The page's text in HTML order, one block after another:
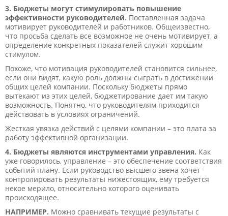
3. Бюджеты могут стимулировать повышение
эффективности руководителей. Поставленная задача
мотивирует руководителей и работников. Общеизвестно,
что просьба сделать все возможное не очень мотивирует, а
определение конкретных показателей служит хорошим
стимулом.
Похоже, что мотивация руководителей становится сильнее,
если они видят, какую роль должны сыграть в достижении
общих целей компании. Поскольку бюджеты прямо
вытекают из этих целей, бюджетирование дает им такую
возможность. Понятно, что руководителям приходится
действовать в условиях ограничений.
Жесткая увязка действий с целями компании – это плата за
работу эффективной организации.
4. Бюджеты являются инструментами управления. Как
уже говорилось, управление – это обеспечение соответствия
событий плану. Если руководство высшего звена хочет
контролировать результаты нижестоящих, ему требуется
некое мерило, относительно которого оценивать
происходящее.
НАПРИМЕР. Можно сравнивать текущие результаты с